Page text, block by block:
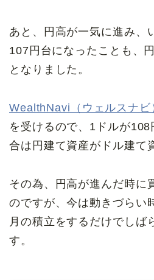
あと、円高が一気に進み、
107円台になったことも、
となりました。
WealthNavi（ウェルスナビ
を受けるので、1ドルが
合は円建て資産がドル建て
その為、円高が進んだ時に
のですが、今は動きづらい
月の積立をするだけでしば
す。